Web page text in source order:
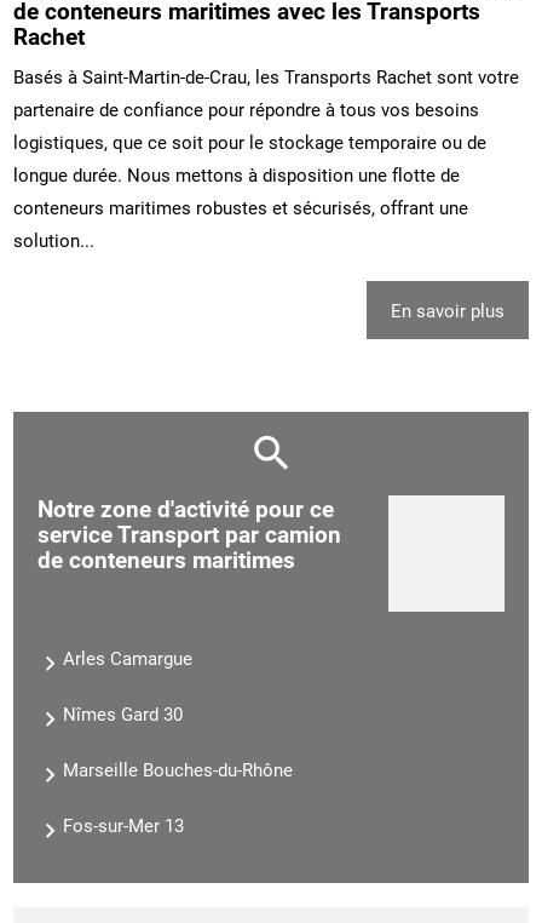
de conteneurs maritimes avec les Transports
Rachet
Basés à Saint-Martin-de-Crau, les Transports Rachet sont votre
partenaire de confiance pour répondre à tous vos besoins
logistiques, que ce soit pour le stockage temporaire ou de
longue durée. Nous mettons à disposition une flotte de
conteneurs maritimes robustes et sécurisés, offrant une
solution...
En savoir plus
Notre zone d'activité pour ce
service Transport par camion
de conteneurs maritimes
Arles Camargue
Nîmes Gard 30
Marseille Bouches-du-Rhône
Fos-sur-Mer 13